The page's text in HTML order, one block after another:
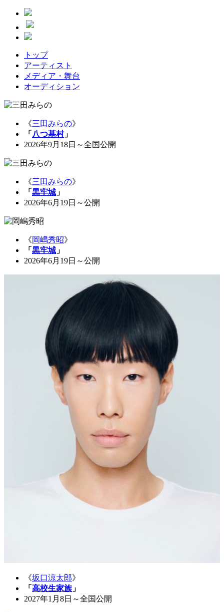
トップ
アーティスト
メディア・舞台
オーディション
《三田みらの》
「 八つ墓村」
2026年9月18日～全国公開
《三田みらの》
「 黒牢城 」
2026年6月19日～公開
《岡嶋秀昭》
「 黒牢城 」
2026年6月19日～公開
《坂口涼太郎》
「 高校生家族 」
2027年1月8日～全国公開